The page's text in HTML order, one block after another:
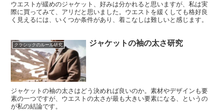
ウエストが緩めのジャケット、好みは分かれると思いますが、私は実
際に買ってみて、アリだと思いました。ウエストを緩くしても格好良
く見えるには、いくつか条件があり、着こなしは難しいと感じます。
クラシックのルール研究 ジャケットの袖の太さ研究
ジャケットの袖の太さはどう決めれば良いのか。素材やデザインも要
素の一つですが、ウエストの太さが最も大きい要素になる、というの
が私の結論です。